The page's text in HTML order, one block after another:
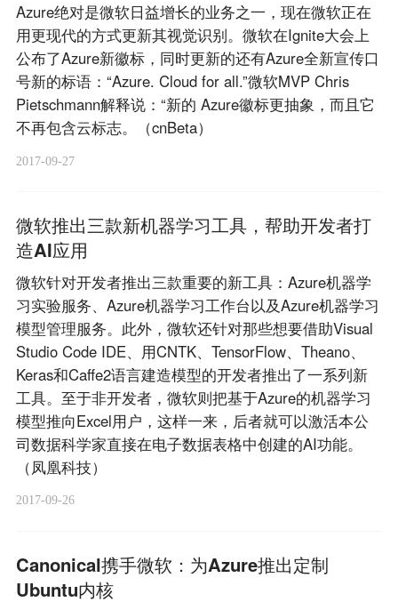
Azure绝对是微软日益增长的业务之一，现在微软正在
用更现代的方式更新其视觉识别。微软在Ignite大会上
公布了Azure新徽标，同时更新的还有Azure全新宣传口
号新的标语：“Azure. Cloud for all.”微软MVP Chris
Pietschmann解释说：“新的 Azure徽标更抽象，而且它
不再包含云标志。（cnBeta）
2017-09-27
微软推出三款新机器学习工具，帮助开发者打
造AI应用
微软针对开发者推出三款重要的新工具：Azure机器学
习实验服务、Azure机器学习工作台以及Azure机器学习
模型管理服务。此外，微软还针对那些想要借助Visual
Studio Code IDE、用CNTK、TensorFlow、Theano、
Keras和Caffe2语言建造模型的开发者推出了一系列新
工具。至于非开发者，微软则把基于Azure的机器学习
模型推向Excel用户，这样一来，后者就可以激活本公
司数据科学家直接在电子数据表格中创建的AI功能。
（凤凰科技）
2017-09-26
Canonical携手微软：为Azure推出定制
Ubuntu内核